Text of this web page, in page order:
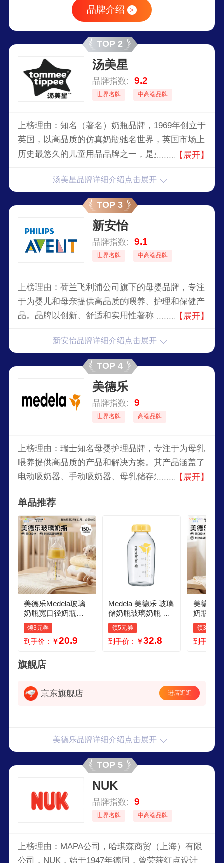
品牌介绍 >
TOP 2
汤美星
品牌指数: 9.2
世界名牌 中高端品牌
上榜理由：知名（著名）奶瓶品牌，1969年创立于
英国，以高品质的仿真奶瓶驰名世界，英国市场上
历史最悠久的儿童用品品牌之一，是英国领先的婴
器、餐具和婴儿护理用品。品牌以创新设计、实用
性和安全性而著称，为全球父母提供可靠的育儿产
品。2017年，上海家化通过公司历史上最大规模的
收购案，将汤美星收入麾下。
【展开】
汤美星品牌详细介绍点击展开
TOP 3
新安怡
品牌指数: 9.1
世界名牌 中高端品牌
上榜理由：荷兰飞利浦公司旗下的母婴品牌，专注
于为婴儿和母亲提供高品质的喂养、护理和保健产
品。品牌以创新、舒适和实用性著称，产品线包括
力于通过科学研究和用户反馈，为母婴提供安全、
可靠的产品，帮助母亲更轻松地养育孩子。2006
年，成为飞利浦家族一员，继续坚持不断创新，将
科技和设计融入到以人为本的解决方案中。
【展开】
新安怡品牌详细介绍点击展开
TOP 4
美德乐
品牌指数: 9
世界名牌 高端品牌
上榜理由：瑞士知名母婴护理品牌，专注于为母乳
喂养提供高品质的产品和解决方案。其产品涵盖了
电动吸奶器、手动吸奶器、母乳储存袋、乳头保护
供安全、舒适的喂养体验。Medela以创新和科学
研究为基础，提供专业的母婴护理产品，在全球市
场享有良好的声誉。
【展开】
单品推荐
美德乐Medela玻璃
奶瓶宽口径奶瓶含
奶嘴多规格 150ml 1
配S号奶嘴
领3元券
到手价： ￥20.9
Medela 美德乐 玻璃
储奶瓶玻璃奶瓶 多
规格储奶瓶 单个装
玻璃奶瓶 玻璃储奶
瓶1个 250ml
领5元券
到手价： ￥32.8
美德乐
奶瓶宽
奶嘴多
配M号奶
领3元券
到手价：
旗舰店
京东旗舰店 进店逛逛
美德乐品牌详细介绍点击展开
TOP 5
NUK
品牌指数: 9
世界名牌 中高端品牌
上榜理由：MAPA公司，哈琪森商贸（上海）有限
公司，NUK，始于1947年德国，曾荣获红点设计